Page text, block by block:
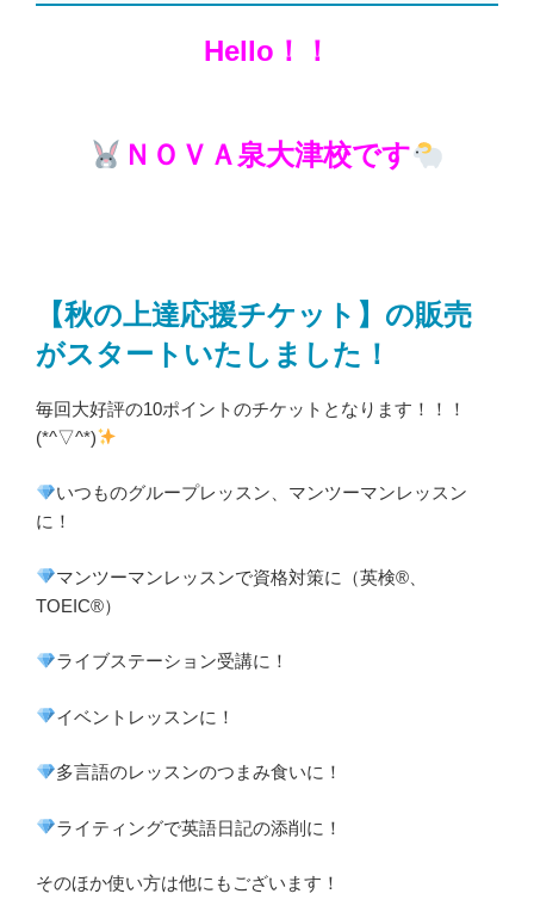
Hello！！
ＮＯＶＡ泉大津校です
【秋の上達応援チケット】の販売
がスタートいたしました！
毎回大好評の10ポイントのチケットとなります！！！
(*^▽^*)
いつものグループレッスン、マンツーマンレッスン
に！
マンツーマンレッスンで資格対策に（英検®、
TOEIC®）
ライブステーション受講に！
イベントレッスンに！
多言語のレッスンのつまみ食いに！
ライティングで英語日記の添削に！
そのほか使い方は他にもございます！